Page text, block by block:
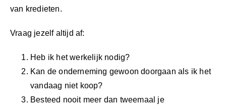
van kredieten.
Vraag jezelf altijd af:
Heb ik het werkelijk nodig?
Kan de onderneming gewoon doorgaan als ik het
vandaag niet koop?
Besteed nooit meer dan tweemaal je